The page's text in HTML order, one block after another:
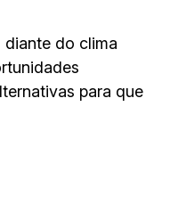
diante do clima
para que